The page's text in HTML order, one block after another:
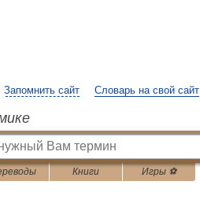
Запомнить сайт Словарь на свой сайт
Книги Игры ⚽